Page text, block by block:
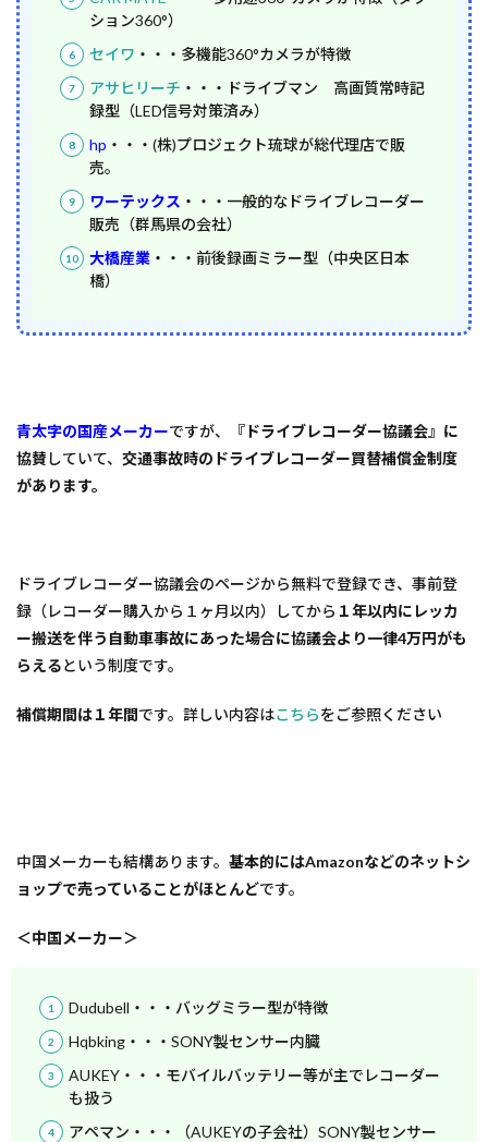
ション360°）
セイワ ・・・多機能360°カメラが特徴
アサヒリーチ ・・・ドライブマン 高画質常時記
録型（LED信号対策済み）
hp ・・・(株)プロジェクト琉球が総代理店で販
売。
ワーテックス ・ ・・一般的なドライブレコーダー
販売（群馬県の会社）
大橋産業 ・ ・・前後録画ミラー型（中央区日本
橋）
青太字の国産メーカーですが、
『ドライブレコーダー協議会』に
協賛していて、 交通事故時のドライブレコーダー買替補償金制度
があります。
ドライブレコーダー協議会のページから無料で登録でき、事前登
録（レコーダー購入から１ヶ月以内）してから １年以内にレッカ
ー搬送を伴う自動車事故にあった場合に協議会より一律4万円がも
らえるという制度です。
補償期間は１年間です。詳しい内容はこちらをご参照ください
中国メーカーも結構あります。 基本的にはAmazonなどのネットシ
ョップで売っていることがほとんどです。
＜中国メーカー＞
Dudubell・・・バッグミラー型が特徴
Hqbking・・・SONY製センサー内臓
AUKEY・・・モバイルバッテリー等が主でレコーダー
も扱う
アペマン・・・（AUKEYの子会社）SONY製センサー